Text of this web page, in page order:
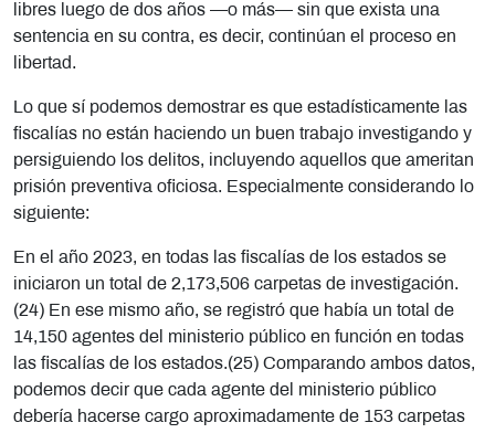
libres luego de dos años —o más— sin que exista una
sentencia en su contra, es decir, continúan el proceso en
libertad.
Lo que sí podemos demostrar es que estadísticamente las
fiscalías no están haciendo un buen trabajo investigando y
persiguiendo los delitos, incluyendo aquellos que ameritan
prisión preventiva oficiosa. Especialmente considerando lo
siguiente:
En el año 2023, en todas las fiscalías de los estados se
iniciaron un total de 2,173,506 carpetas de investigación.
(24) En ese mismo año, se registró que había un total de
14,150 agentes del ministerio público en función en todas
las fiscalías de los estados.(25) Comparando ambos datos,
podemos decir que cada agente del ministerio público
debería hacerse cargo aproximadamente de 153 carpetas